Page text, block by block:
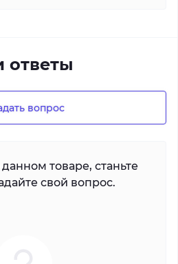
ответы
вопрос
товаре, станьте
свой вопрос.